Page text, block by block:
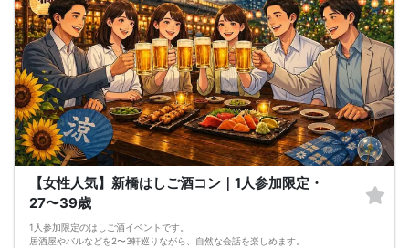
【女性人気】新橋はしご酒コン｜1人参加限定・
27〜39歳
1人参加限定のはしご酒イベントです。
居酒屋やバルなどを2〜3軒巡りながら、自然な会話を楽しめます。